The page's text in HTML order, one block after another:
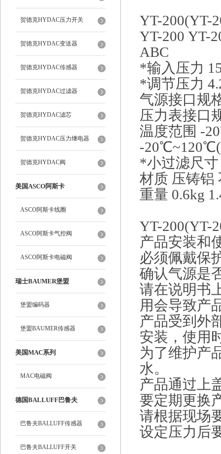
贺德克HYDAC压力开关
贺德克HYDAC变送器
贺德克HYDAC传感器
贺德克HYDAC过滤器
贺德克HYDAC滤芯
贺德克HYDAC压力继电器
贺德克HYDAC阀
美国ASCO阿斯卡
ASCO阿斯卡线圈
ASCO阿斯卡气控阀
ASCO阿斯卡电磁阀
瑞士BAUMER堡盟
堡盟编码器
堡盟BAUMER传感器
美国MAC系列
MAC电磁阀
德国BALLUFF巴鲁夫
巴鲁夫BALLUFF传感器
巴鲁夫BALLUFF开关
YT-200(YT-
YT-200 YT-
ABC
*输入压力
*调节压力
气源接口规
压力表接口
温度范围 -
-
*小过滤尺寸
材质 压铸铝
重量 0.6kg
YT-200(YT-
产品安装和
必须佩戴保
确认气源是
请在说明书
用会导致产
产品受到外
安装，使用
为了维护产
水。
产品通过上
要定期更换
请根据现场
设定压力后